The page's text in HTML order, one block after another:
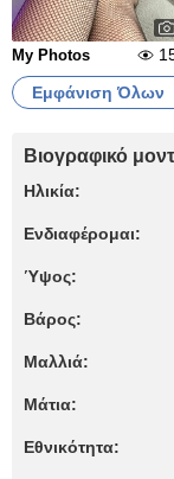
My Photos
Εμφάνιση Όλων
Βιογραφικό
Ηλικία:
Ενδιαφέρομαι:
Ύψος:
Βάρος:
Μαλλιά:
Μάτια:
Εθνικότητα: